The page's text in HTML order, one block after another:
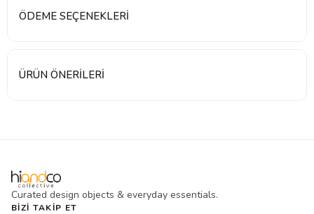
ÖDEME SEÇENEKLERI
ÜRÜN ÖNERILERI
Curated design objects & everyday essentials.
BIZI TAKIP ET